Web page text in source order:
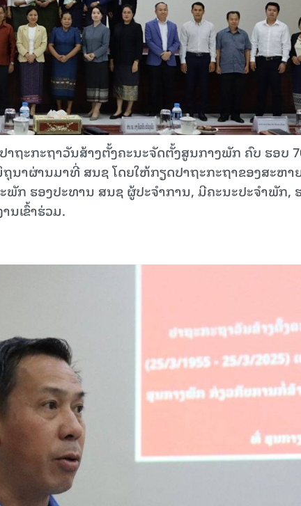
ຖະກະຖາວັນສ້າງຕັ້ງຄະນະຈັດຕັ້ງສູນກາງພັກ ຄົບ ຮອບ
ນາຜ່ານມາທີ່ ສນຊ ໂດຍໃຫ້ກຽດປາຖະກະຖາຂອງສະຫາ
ພັກ ຮອງປະທານ ສນຊ ຜູ້ປະຈຳການ, ມີຄະນະປະຈໍາພັກ,
ເຂົ້າຮ່ວມ.